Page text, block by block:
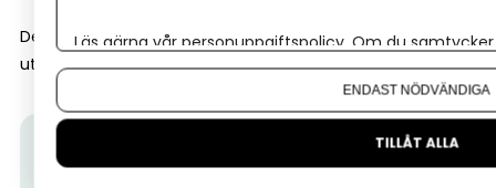
Det gör att Almi ofta kan finansiera företag tidigare i
utvecklingen än vad banker gör.
I den här videon får du veta hur ett
Almilån fungerar.
Läs gärna vår personuppgiftspolicy. Om du
Om du vill ändra ditt val i efterhand hittar du den
ENDAST NÖDVÄNDIGA
TILLÅT ALLA